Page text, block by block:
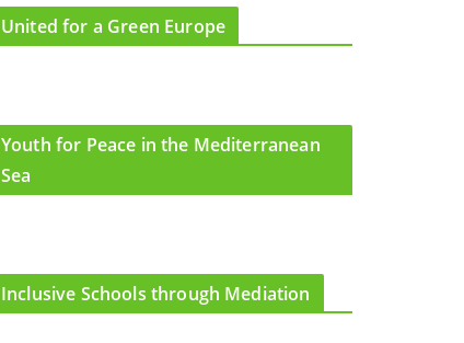
United for a Green Europe
Youth for Peace in the Mediterranean
Sea
Inclusive Schools through Mediation